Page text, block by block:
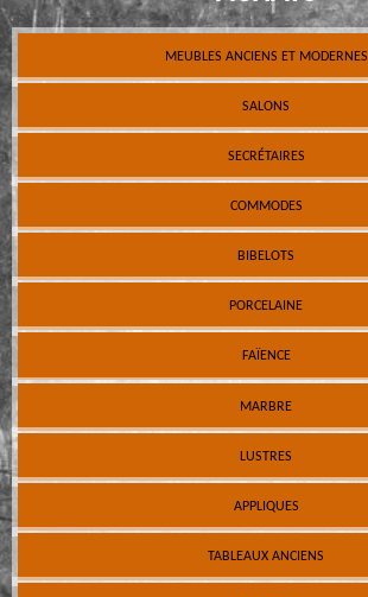
MEUBLES ANCIENS ET MODERNES
SALONS
SECRÉTAIRES
COMMODES
BIBELOTS
PORCELAINE
FAÏENCE
MARBRE
LUSTRES
APPLIQUES
TABLEAUX ANCIENS